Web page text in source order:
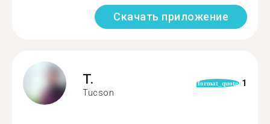
Скачать приложение
T.
Tucson
format_quote 1